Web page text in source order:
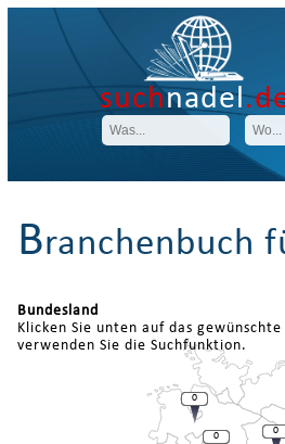
suchnadel
Branchenbuch
Bundesland
Klicken Sie unten auf das
verwenden Sie die Suchfunktion.
0
0
0